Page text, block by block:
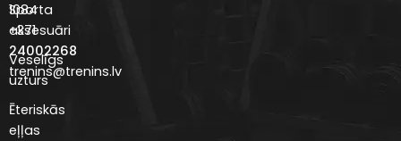
1084
+371
24002268
trenins@trenins.lv
Sporta
aksesuāri
Veselīgs
uzturs
Ēteriskās
eļļas